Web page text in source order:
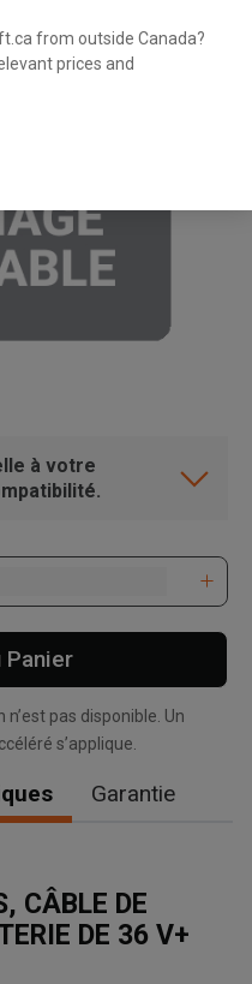
from outside Canada?
prices and
à votre
Panier
n’est pas disponible. Un
s’applique.
Garantie
CÂBLE DE
DE 36 V+